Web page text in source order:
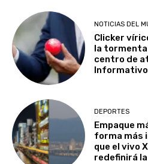
NOTICIAS DEL
Clicker
la tormenta
centro de
DEPORTES
Empaque
forma más
que el vivo
redefinirá